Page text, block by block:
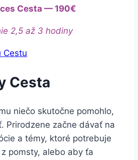
Cesta — 190€
2,5 až 3 hodiny
Cestu
Cesta
niečo skutočne pomohlo,
Prirodzene začne dávať na
a témy, ktoré potrebuje
pomsty, alebo aby ťa